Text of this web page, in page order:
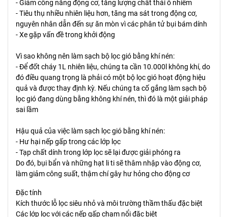
- Giảm công năng động cơ, tăng lượng chất thải ô nhiễm
- Tiêu thụ nhiều nhiên liệu hơn, tăng ma sát trong động cơ,
nguyên nhân dẫn đến sự ăn mòn vì các phân tử bụi bám dính
- Xe gặp vấn đề trong khởi động
Vì sao không nên làm sạch bộ lọc gió bằng khí nén:
- Để đốt cháy 1L nhiên liệu, chúng ta cần 10.000l không khí, do
đó điều quang trọng là phải có một bộ lọc gió hoạt động hiệu
quả và được thay định kỳ. Nếu chúng ta cố gắng làm sạch bộ
lọc gió đang dùng bằng không khí nén, thì đó là một giải pháp
sai lầm
Hậu quả của việc làm sạch lọc gió bằng khí nén:
- Hư hại nếp gấp trong các lớp lọc
- Tạp chất dính trong lớp lọc sẽ lại được giải phóng ra
Do đó, bụi bẩn và những hạt li ti sẽ thâm nhập vào động cơ,
làm giảm công suất, thậm chí gây hư hỏng cho động cơ
Đặc tính
Kích thước lỗ lọc siêu nhỏ và môi trường thầm thấu đặc biệt
Các lớp lọc với các nếp gấp chạm nổi đặc biệt